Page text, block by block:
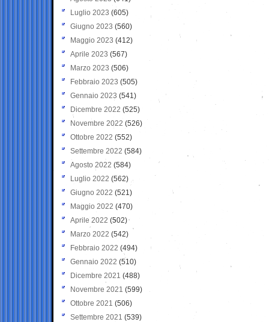
Luglio 2023 (605)
Giugno 2023 (560)
Maggio 2023 (412)
Aprile 2023 (567)
Marzo 2023 (506)
Febbraio 2023 (505)
Gennaio 2023 (541)
Dicembre 2022 (525)
Novembre 2022 (526)
Ottobre 2022 (552)
Settembre 2022 (584)
Agosto 2022 (584)
Luglio 2022 (562)
Giugno 2022 (521)
Maggio 2022 (470)
Aprile 2022 (502)
Marzo 2022 (542)
Febbraio 2022 (494)
Gennaio 2022 (510)
Dicembre 2021 (488)
Novembre 2021 (599)
Ottobre 2021 (506)
Settembre 2021 (539)